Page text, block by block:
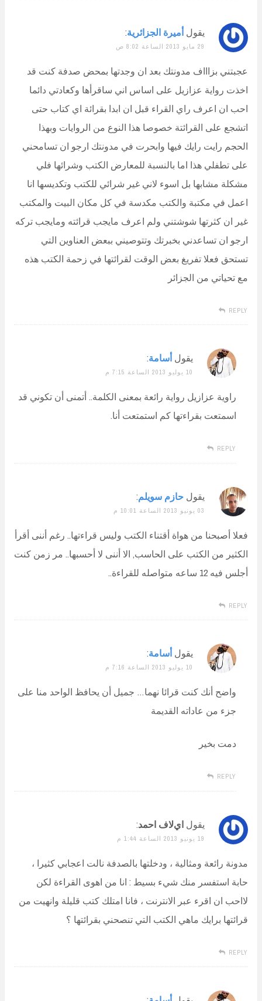
يقول أميرة الجزائرية:
29 مايو 2013 الساعة 8:02 ص
عجبتني بزاااف مدونتك بعد ان وجدتها بمحض صدفة كنت قد
اخذت رواية عزازيل على اساس اني ساقرأها وكعادتي دائما
احب ان اعرف راي القراء قبل ان ابدا بقرائة اي كتاب حتى
اتشجع على القرائتة خصوصا هذا النوع من الروايات وبهذا
الحجم رايت رايك فيها وابحرت في مدونتك ارجو ان تسامحني
على تطفلي هذا اما بالنسبة للمعارض الكتب وشرائها فلي
مشكلة مشابها بل اسوء لاني غير شرائي للكتب وتكديسها انا
اعمل في مكتبة والكتب مكدسة في كل مكان البيت والمكتب
غير ان كثرتها شوشتني ولم اعرف مايجب قرائته ومايجب تركه
ارجو ان تساعدني بخبرتك وتتوصيني ببعض العناوين التي
تستحق فعلا تفريغ بعض الوقت لقرائتها في زحمة الكتب هذه
مع تحياتي من الجزائر
REPLY
يقول أسامة:
10 يوليو 2013 الساعة 7:15 م
راوية عزازيل رواية رائعة بمعنى الكلمة.. أتمنى أن تكوني قد
اسمتعت بقراءتها كم استمتعت أنا.
REPLY
يقول حازم سويلم:
03 يونيو 2013 الساعة 10:01 م
فعلا أصبحنا من هواة أقتناء الكتب وليس قراءتها.. رغم أننى أقرأ
الكثير من الكتب على الحاسب, الا أننى لا أحسبها.. مر زمن كنت
أجلس فيه 12 ساعه متواصله للقراءة..
REPLY
يقول أسامة:
10 يوليو 2013 الساعة 7:16 م
واضح أنك كنت قرائا نهما… جميل أن يحافظ الواحد منا على
جزء من عاداته القديمة
دمت بخير
REPLY
يقول ايﻻف احمد:
19 يونيو 2013 الساعة 1:44 م
مدونة رائعة ومثالية ، ودخلتها بالصدفة نالت اعجابي كثيرا ،
حابة استفسر منك شيء بسيط : انا من اهوى القراءة لكن
ﻻاحب ان اقرء عبر الانترنت ، فانا امتلك كتب قليلة وانهيت من
قرائتها برايك ماهي الكتب التي تنصحني بقرائتها ؟
REPLY